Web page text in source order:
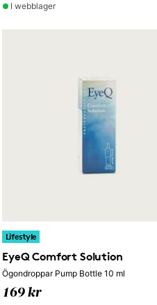
I webblager
Lifestyle
EyeQ Comfort Solution
Ögondroppar Pump Bottle 10 ml
169 kr